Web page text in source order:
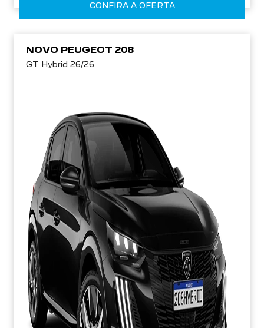
CONFIRA A OFERTA
NOVO PEUGEOT 208
GT Hybrid 26/26